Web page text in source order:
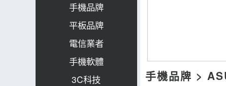
手機品牌
平板品牌
電信業者
手機軟體
3C科技
手機品牌 >